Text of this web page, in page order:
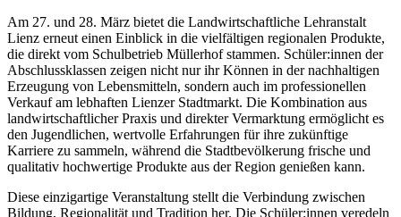
Am 27. und 28. März bietet die Landwirtschaftliche Lehranstalt
Lienz erneut einen Einblick in die vielfältigen regionalen Produkte,
die direkt vom Schulbetrieb Müllerhof stammen. Schüler:innen der
Abschlussklassen zeigen nicht nur ihr Können in der nachhaltigen
Erzeugung von Lebensmitteln, sondern auch im professionellen
Verkauf am lebhaften Lienzer Stadtmarkt. Die Kombination aus
landwirtschaftlicher Praxis und direkter Vermarktung ermöglicht es
den Jugendlichen, wertvolle Erfahrungen für ihre zukünftige
Karriere zu sammeln, während die Stadtbevölkerung frische und
qualitativ hochwertige Produkte aus der Region genießen kann.
Diese einzigartige Veranstaltung stellt die Verbindung zwischen
Bildung, Regionalität und Tradition her. Die Schüler:innen veredeln